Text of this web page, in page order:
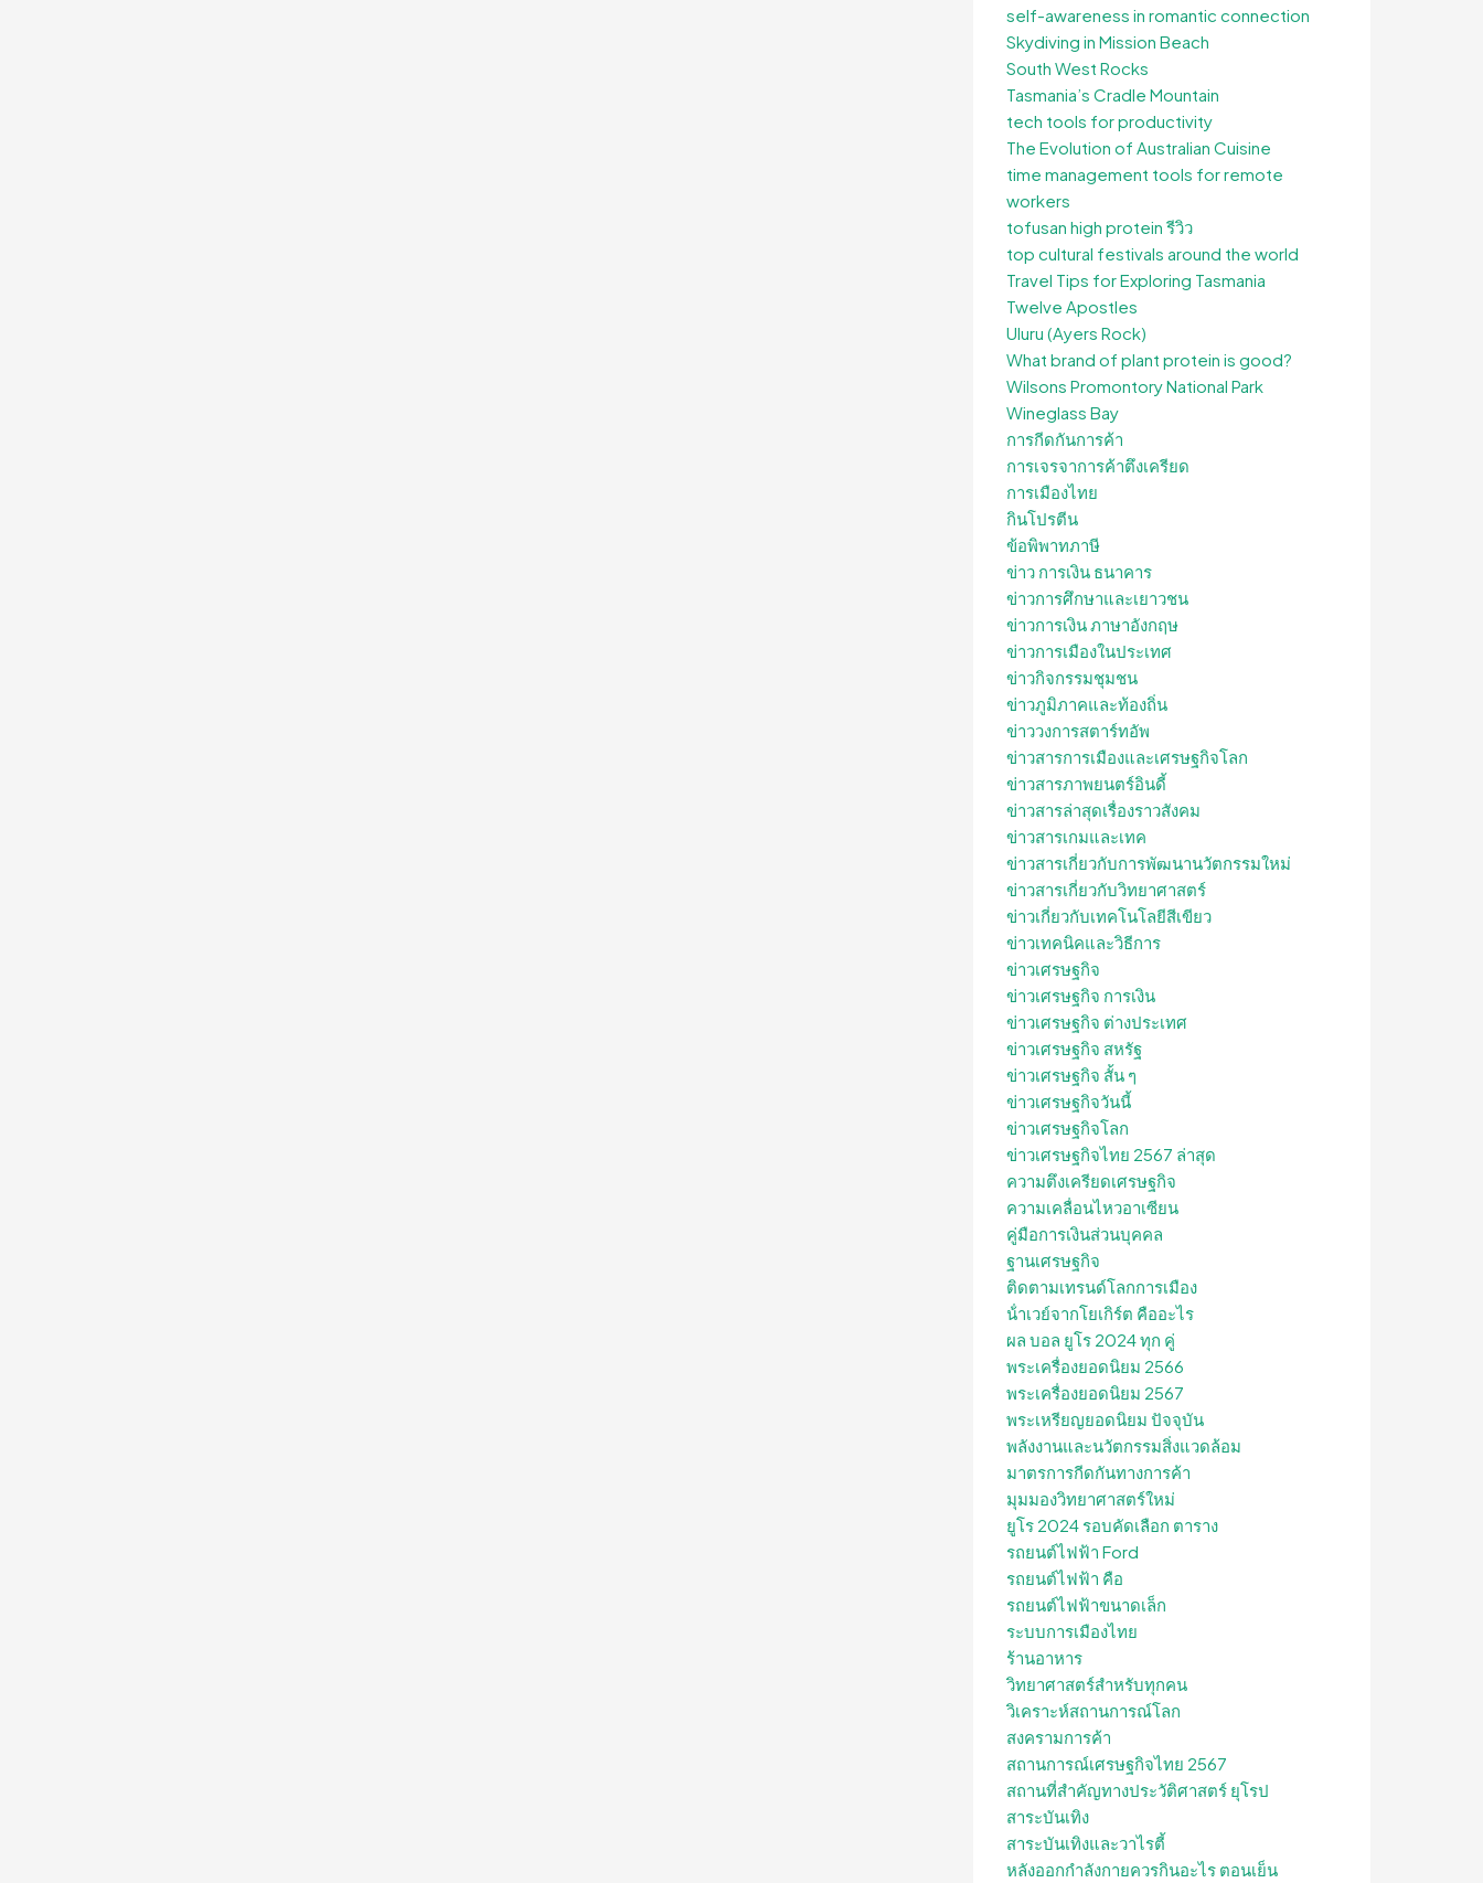
self-awareness in romantic connection
Skydiving in Mission Beach
South West Rocks
Tasmania’s Cradle Mountain
tech tools for productivity
The Evolution of Australian Cuisine
time management tools for remote
workers
tofusan high protein รีวิว
top cultural festivals around the world
Travel Tips for Exploring Tasmania
Twelve Apostles
Uluru (Ayers Rock)
What brand of plant protein is good?
Wilsons Promontory National Park
Wineglass Bay
การกีดกันการค้า
การเจรจาการค้าตึงเครียด
การเมืองไทย
กินโปรตีน
ข้อพิพาทภาษี
ข่าว การเงิน ธนาคาร
ข่าวการศึกษาและเยาวชน
ข่าวการเงิน ภาษาอังกฤษ
ข่าวการเมืองในประเทศ
ข่าวกิจกรรมชุมชน
ข่าวภูมิภาคและท้องถิ่น
ข่าววงการสตาร์ทอัพ
ข่าวสารการเมืองและเศรษฐกิจโลก
ข่าวสารภาพยนตร์อินดี้
ข่าวสารล่าสุดเรื่องราวสังคม
ข่าวสารเกมและเทค
ข่าวสารเกี่ยวกับการพัฒนานวัตกรรมใหม่
ข่าวสารเกี่ยวกับวิทยาศาสตร์
ข่าวเกี่ยวกับเทคโนโลยีสีเขียว
ข่าวเทคนิคและวิธีการ
ข่าวเศรษฐกิจ
ข่าวเศรษฐกิจ การเงิน
ข่าวเศรษฐกิจ ต่างประเทศ
ข่าวเศรษฐกิจ สหรัฐ
ข่าวเศรษฐกิจ สั้น ๆ
ข่าวเศรษฐกิจวันนี้
ข่าวเศรษฐกิจโลก
ข่าวเศรษฐกิจไทย 2567 ล่าสุด
ความตึงเครียดเศรษฐกิจ
ความเคลื่อนไหวอาเซียน
คู่มือการเงินส่วนบุคคล
ฐานเศรษฐกิจ
ติดตามเทรนด์โลกการเมือง
น้ําเวย์จากโยเกิร์ต คืออะไร
ผล บอล ยูโร 2024 ทุก คู่
พระเครื่องยอดนิยม 2566
พระเครื่องยอดนิยม 2567
พระเหรียญยอดนิยม ปัจจุบัน
พลังงานและนวัตกรรมสิ่งแวดล้อม
มาตรการกีดกันทางการค้า
มุมมองวิทยาศาสตร์ใหม่
ยูโร 2024 รอบคัดเลือก ตาราง
รถยนต์ไฟฟ้า Ford
รถยนต์ไฟฟ้า คือ
รถยนต์ไฟฟ้าขนาดเล็ก
ระบบการเมืองไทย
ร้านอาหาร
วิทยาศาสตร์สำหรับทุกคน
วิเคราะห์สถานการณ์โลก
สงครามการค้า
สถานการณ์เศรษฐกิจไทย 2567
สถานที่สําคัญทางประวัติศาสตร์ ยุโรป
สาระบันเทิง
สาระบันเทิงและวาไรตี้
หลังออกกําลังกายควรกินอะไร ตอนเย็น